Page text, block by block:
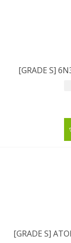
[GRADE S]
[GRADE S]